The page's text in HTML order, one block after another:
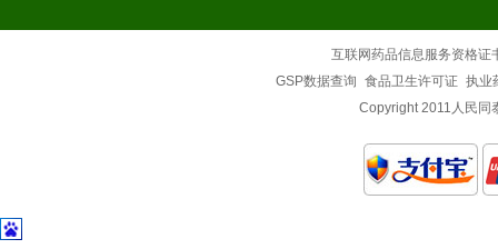
互联网药品信息服务资格证
GSP数据查询 食品卫生许可证 执业
Copyright 2011人民同